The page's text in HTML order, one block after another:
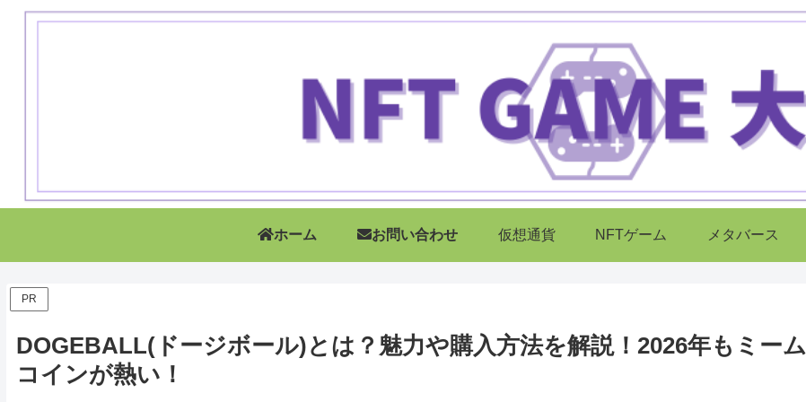
ホーム お問い合わせ 仮想通貨 NFTゲーム メタバース
PR
DOGEBALL(ドージボール)とは？魅力や購入方法を解説！2026年もミーム
コインが熱い！